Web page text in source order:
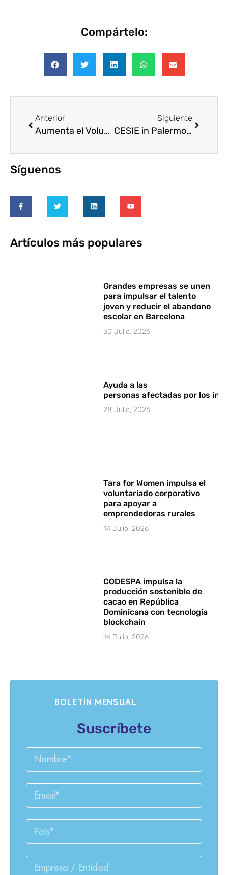
Compártelo:
Anterior
Aumenta el Voluntariado Corporativo
Siguiente
CESIE in Palermo helds 4th meeting of CVE European Project
Síguenos
Artículos más populares
Grandes empresas se unen
para impulsar el talento
joven y reducir el abandono
escolar en Barcelona
30 Julio, 2026
Ayuda a las
personas afectadas por los
28 Julio, 2026
Tara for Women impulsa el
voluntariado corporativo
para apoyar a
emprendedoras rurales
14 Julio, 2026
CODESPA impulsa la
producción sostenible de
cacao en República
Dominicana con tecnología
blockchain
14 Julio, 2026
BOLETÍN MENSUAL
Suscríbete